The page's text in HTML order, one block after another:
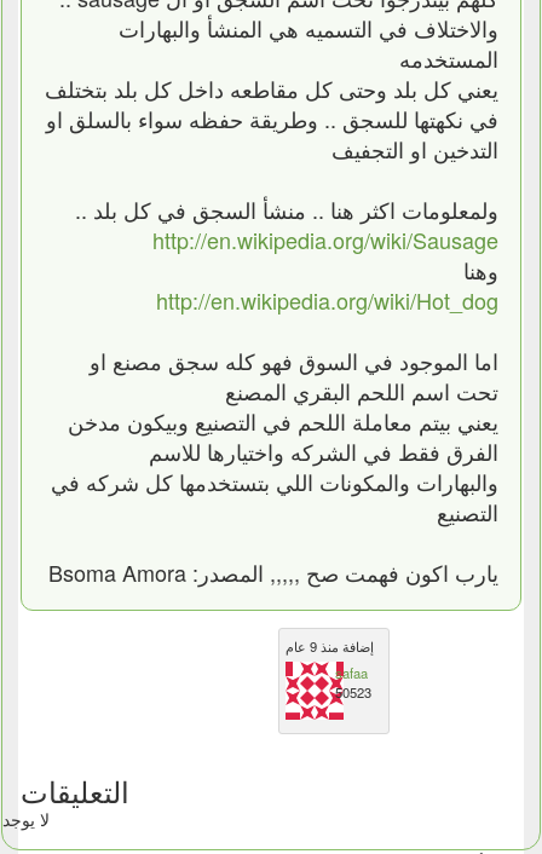
والاختلاف في التسميه هي المنشأ والبهارات
المستخدمه
يعني كل بلد وحتى كل مقاطعه داخل كل بلد بتختلف
في نكهتها للسجق .. وطريقة حفظه سواء بالسلق او
التدخين او التجفيف
ولمعلومات اكثر هنا .. منشأ السجق في كل بلد ..
http://en.wikipedia.org/wiki/Sausage
وهنا
http://en.wikipedia.org/wiki/Hot_dog
اما الموجود في السوق فهو كله سجق مصنع او
تحت اسم اللحم البقري المصنع
يعني بيتم معاملة اللحم في التصنيع وبيكون مدخن
الفرق فقط في الشركه واختيارها للاسم
والبهارات والمكونات اللي بتستخدمها كل شركه في
التصنيع
يارب اكون فهمت صح ,,,,, المصدر: ‏‎Bsoma Amora‎‏
إضافة منذ 9 عام
safaa
50523
التعليقات
لا يوجد